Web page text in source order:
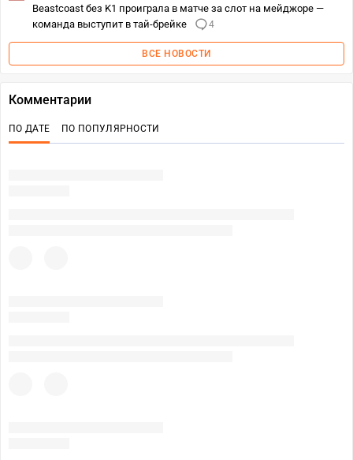
Beastcoast без K1 проиграла в матче за слот на мейджоре —
команда выступит в тай-брейке
4
ВСЕ НОВОСТИ
Комментарии
ПО ДАТЕ ПО ПОПУЛЯРНОСТИ